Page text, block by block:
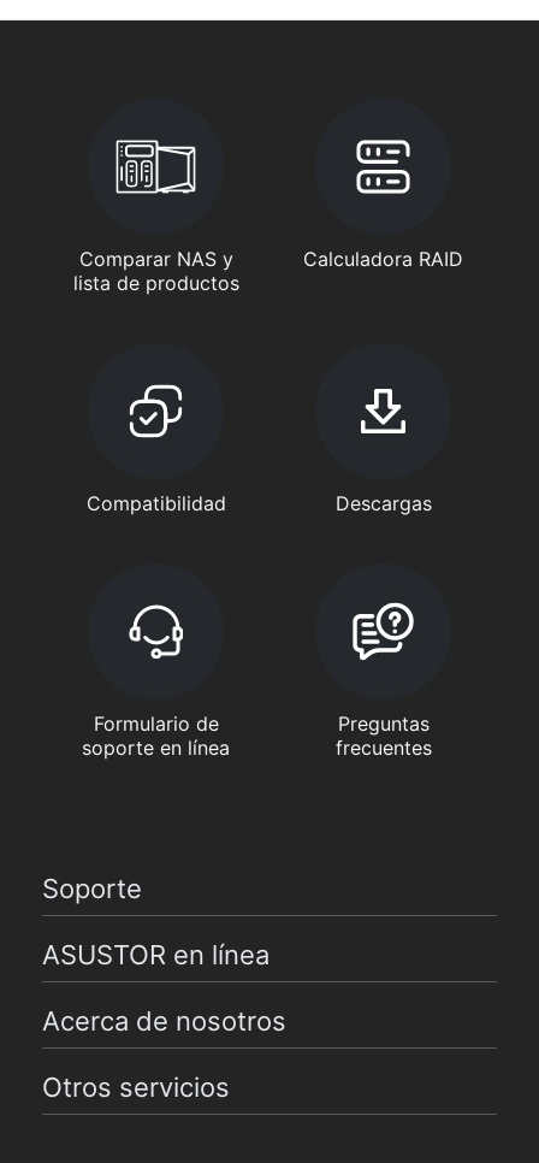
Comparar NAS y
lista de productos
Calculadora RAID
Compatibilidad Descargas
Formulario de
soporte en línea
Preguntas
frecuentes
Soporte
ASUSTOR en línea
Acerca de nosotros
Otros servicios